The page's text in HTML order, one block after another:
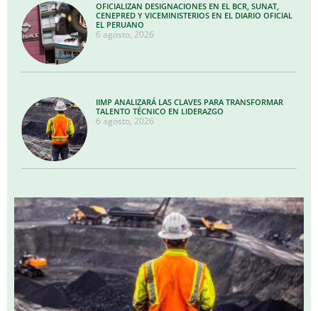
OFICIALIZAN DESIGNACIONES EN EL BCR, SUNAT,
CENEPRED Y VICEMINISTERIOS EN EL DIARIO OFICIAL
EL PERUANO
6 agosto, 2026
IIMP ANALIZARÁ LAS CLAVES PARA TRANSFORMAR
TALENTO TÉCNICO EN LIDERAZGO
6 agosto, 2026